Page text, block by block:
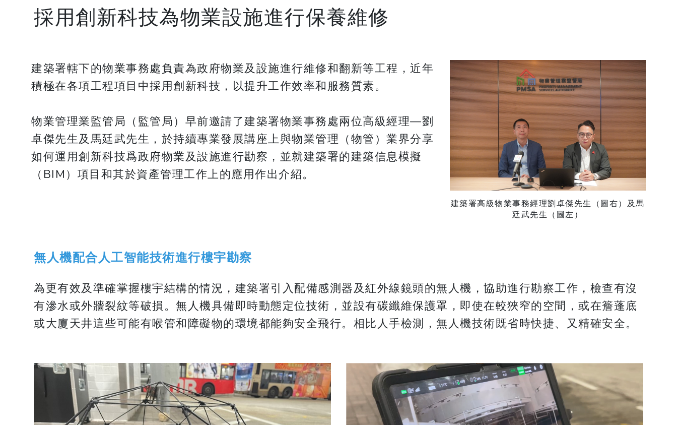
採用創新科技為物業設施進行保養維修
建築署轄下的物業事務處負責為政府物業及設施進行維修和翻新等工程，近年
積極在各項工程項目中採用創新科技，以提升工作效率和服務質素。
物業管理業監管局（監管局）早前邀請了建築署物業事務處兩位高級經理—劉
卓傑先生及馬廷武先生，於持續專業發展講座上與物業管理（物管）業界分享
如何運用創新科技爲政府物業及設施進行勘察，並就建築署的建築信息模擬
（BIM）項目和其於資產管理工作上的應用作出介紹。
建築署高級物業事務經理劉卓傑先生（圖右）及馬
廷武先生（圖左）
無人機配合人工智能技術進行樓宇勘察
為更有效及準確掌握樓宇結構的情況，建築署引入配備感測器及紅外線鏡頭的無人機，協助進行勘察工作，檢查有沒
有滲水或外牆裂紋等破損。無人機具備即時動態定位技術，並設有碳纖維保護罩，即使在較狹窄的空間，或在簷蓬底
或大廈天井這些可能有喉管和障礙物的環境都能夠安全飛行。相比人手檢測，無人機技術既省時快捷、又精確安全。